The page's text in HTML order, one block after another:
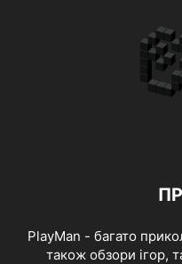
PlayMan - багато
також обзори ігор,